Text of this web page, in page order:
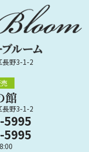
長野3-1-2
館
長野3-1-2
5995
5995